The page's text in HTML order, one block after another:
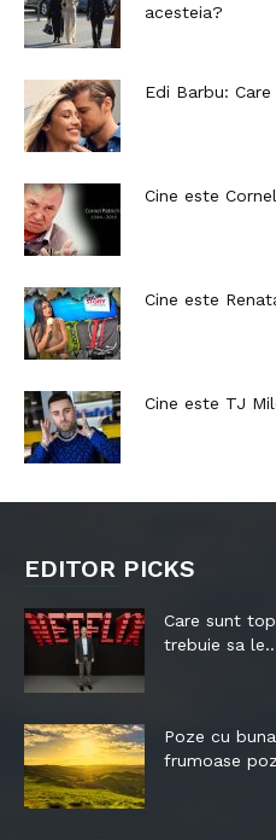
acesteia?
Edi Barbu:
Cine este
Cine este
Cine este TJ
EDITOR PICKS
Care sunt
trebuie sa
Poze cu
frumoase